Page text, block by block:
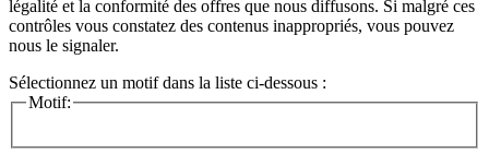
légalité et la conformité des offres que nous diffusons. Si malgré ces
contrôles vous constatez des contenus inappropriés, vous pouvez
nous le signaler.
Sélectionnez un motif dans la liste ci-dessous :
Motif: